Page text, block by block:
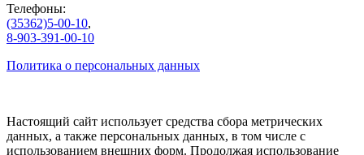
Телефоны:
(35362)5-00-10,
8-903-391-00-10
Политика о персональных данных
Настоящий сайт использует средства сбора метрических
данных, а также персональных данных, в том числе с
использованием внешних форм. Продолжая использование